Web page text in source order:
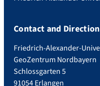
Contact and
Friedrich-Alexander-
GeoZentrum Nordbayern
Schlossgarten 5
91054 Erlangen